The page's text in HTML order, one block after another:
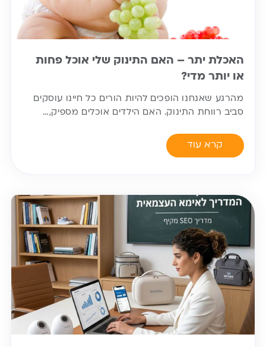
האכלת יתר – האם התינוק שלי אוכל פחות
או יותר מדי?
מהרגע שאנחנו הופכים להיות הורים כל חיינו עוסקים
סביב רווחת התינוק. האם הילדים אוכלים מספיק,…
קרא עוד